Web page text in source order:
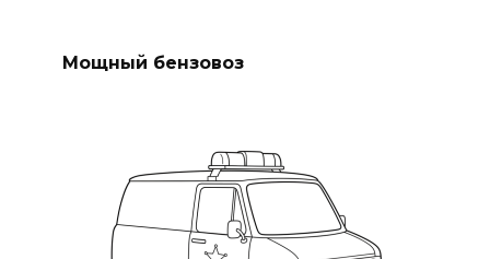
Мощный бензовоз